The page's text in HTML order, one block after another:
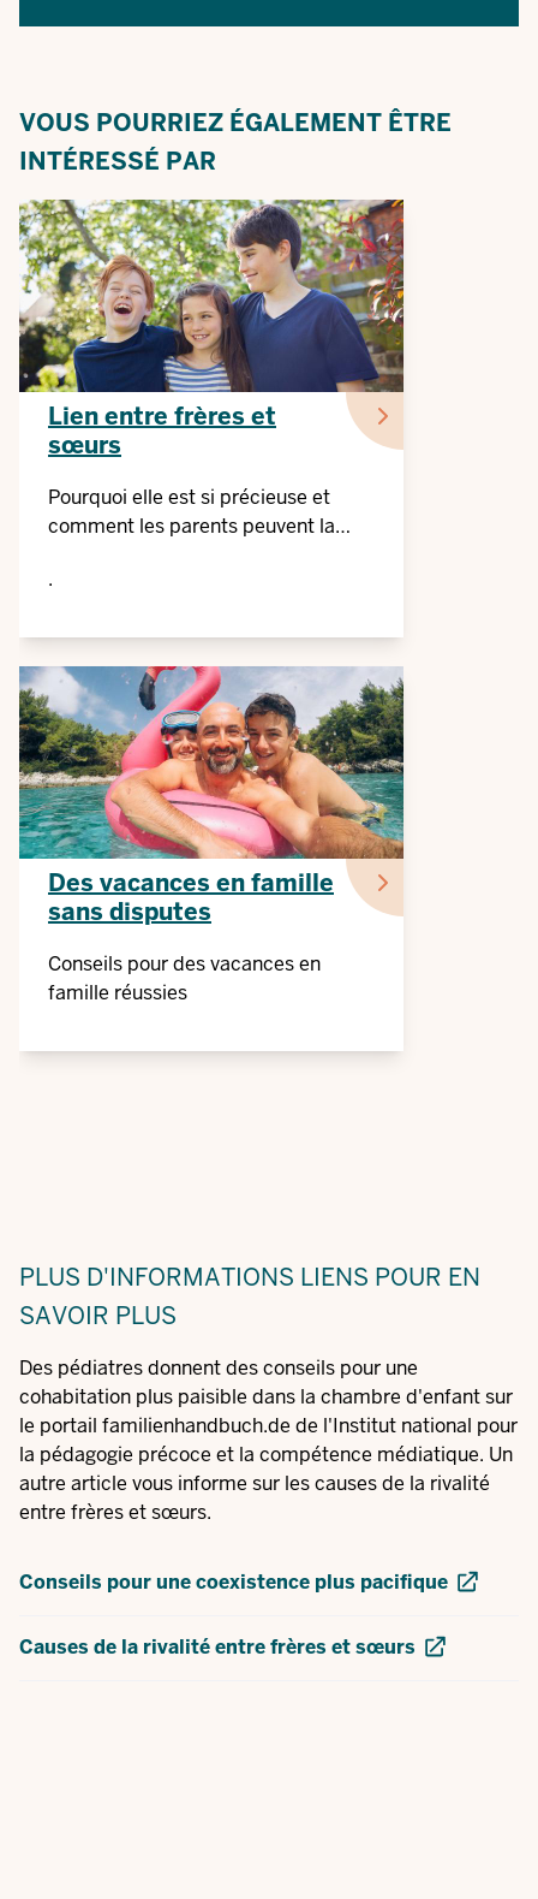
VOUS POURRIEZ ÉGALEMENT ÊTRE
INTÉRESSÉ PAR
Lien entre frères et
sœurs
Pourquoi elle est si précieuse et
comment les parents peuvent la
.
Des vacances en famille
sans disputes
Conseils pour des vacances en
famille réussies
PLUS D'INFORMATIONS LIENS POUR EN
SAVOIR PLUS
Des pédiatres donnent des conseils pour une
cohabitation plus paisible dans la chambre d'enfant sur
le portail familienhandbuch.de de l'Institut national pour
la pédagogie précoce et la compétence médiatique. Un
autre article vous informe sur les causes de la rivalité
entre frères et sœurs.
Conseils pour une coexistence plus pacifique
Causes de la rivalité entre frères et sœurs